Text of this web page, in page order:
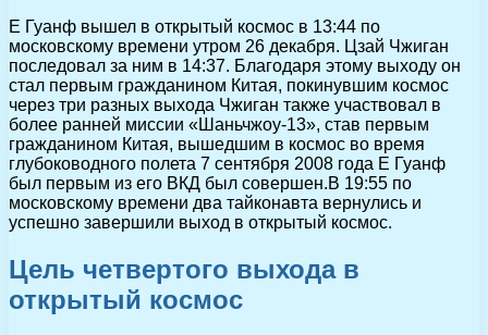
Е Гуанф вышел в открытый космос в 13:44 по
московскому времени утром 26 декабря. Цзай Чжиган
последовал за ним в 14:37. Благодаря этому выходу он
стал первым гражданином Китая, покинувшим космос
через три разных выхода Чжиган также участвовал в
более ранней миссии «Шаньчжоу-13», став первым
гражданином Китая, вышедшим в космос во время
глубоководного полета 7 сентября 2008 года Е Гуанф
был первым из его ВКД был совершен.В 19:55 по
московскому времени два тайконавта вернулись и
успешно завершили выход в открытый космос.
Цель четвертого выхода в
открытый космос